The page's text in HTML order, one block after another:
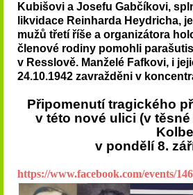
Kubišovi a Josefu Gabčíkovi,
likvidace Reinharda Heydricha,
mužů třetí říše a organizátora
členové rodiny pomohli
v Resslově. Manželé Fafkovi, i
24.10.1942 zavražděni v
Připomenutí tragického
v této nové ulici (v
v pondělí 8.
https://www.facebook.com/events/